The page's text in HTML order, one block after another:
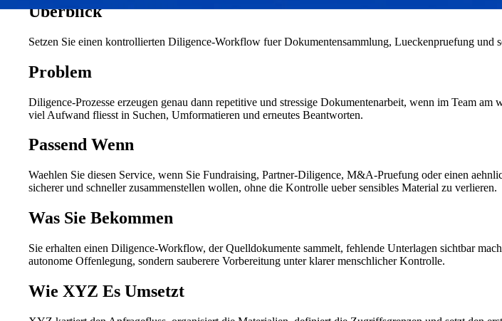
Überblick
Setzen Sie einen kontrollierten Diligence-Workflow fuer Dokumentensammlung, Lueckenpruefung und
Problem
Diligence-Prozesse erzeugen genau dann repetitive und stressige Dokumentenarbeit, wenn im Team
viel Aufwand fliesst in Suchen, Umformatieren und erneutes Beantworten.
Passend Wenn
Waehlen Sie diesen Service, wenn Sie Fundraising, Partner-Diligence, M&A-Pruefung oder einen
sicherer und schneller zusammenstellen wollen, ohne die Kontrolle ueber sensibles Material zu verlieren.
Was Sie Bekommen
Sie erhalten einen Diligence-Workflow, der Quelldokumente sammelt, fehlende Unterlagen sichtbar
autonome Offenlegung, sondern sauberere Vorbereitung unter klarer menschlicher Kontrolle.
Wie XYZ Es Umsetzt